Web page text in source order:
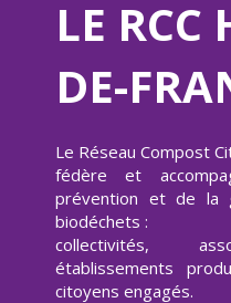
LE RCC
DE-
Le Réseau Compost
fédère et
prévention et de la
biodéchets :
collectivités,
établissements
citoyens engagés.